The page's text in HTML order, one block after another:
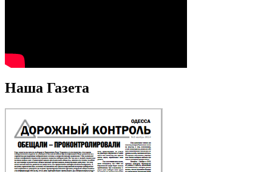
Наша Газета